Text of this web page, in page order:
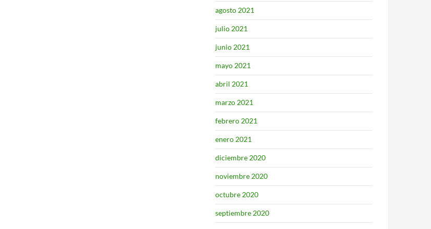
agosto 2021
julio 2021
junio 2021
mayo 2021
abril 2021
marzo 2021
febrero 2021
enero 2021
diciembre 2020
noviembre 2020
octubre 2020
septiembre 2020